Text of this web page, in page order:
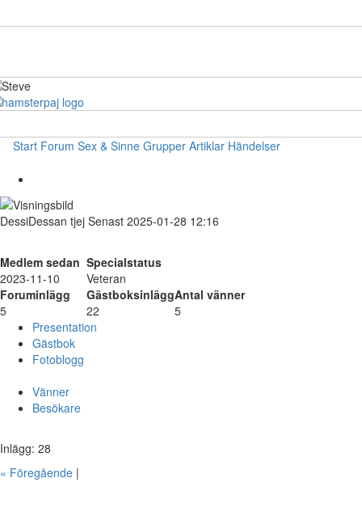
Start Forum Sex & Sinne Grupper Artiklar Händelser
DessiDessan tjej Senast 2025-01-28 12:16
Medlem sedan Specialstatus
2023-11-10
Veteran
Foruminlägg
GästboksinläggAntal vänner
5
22
5
Presentation
Gästbok
Fotoblogg
Vänner
Besökare
Inlägg: 28
« Föregående |